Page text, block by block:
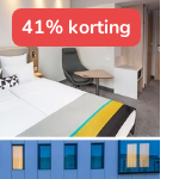
41% korting